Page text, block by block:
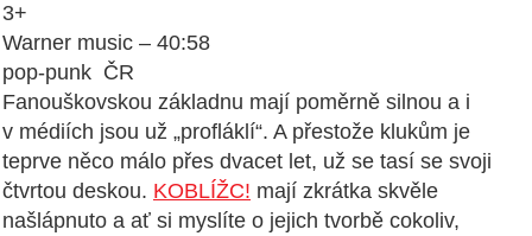
3+
Warner music – 40:58
pop-punk ČR
Fanouškovskou základnu mají poměrně silnou a i
v médiích jsou už „profláklí“. A přestože klukům je
teprve něco málo přes dvacet let, už se tasí se svoji
čtvrtou deskou. KOBLÍŽC! mají zkrátka skvěle
našlápnuto a ať si myslíte o jejich tvorbě cokoliv,